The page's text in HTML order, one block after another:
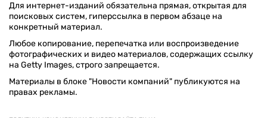
Для интернет-изданий обязательна прямая, открытая для
поисковых систем, гиперссылка в первом абзаце на
конкретный материал.
Любое копирование, перепечатка или воспроизведение
фотографических и видео материалов, содержащих ссылку
на Getty Images, строго запрещается.
Материалы в блоке "Новости компаний" публикуются на
правах рекламы.